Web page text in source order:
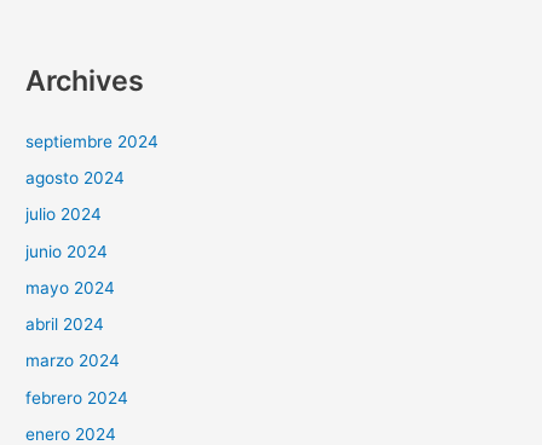
Archives
septiembre 2024
agosto 2024
julio 2024
junio 2024
mayo 2024
abril 2024
marzo 2024
febrero 2024
enero 2024